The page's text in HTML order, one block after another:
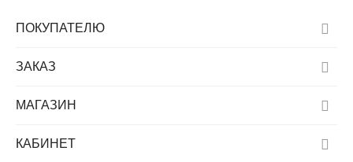
ПОКУПАТЕЛЮ
ЗАКАЗ
МАГАЗИН
КАБИНЕТ